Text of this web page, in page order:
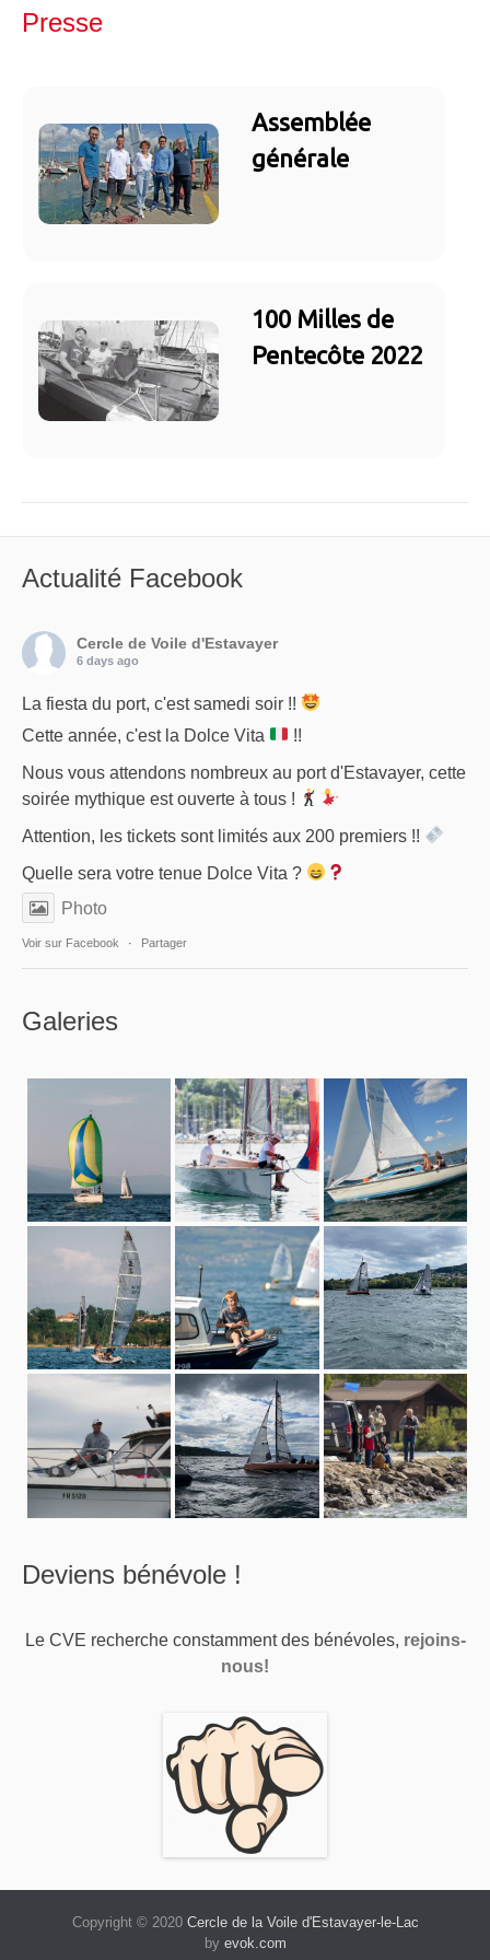
Presse
Assemblée
générale
100 Milles de
Pentecôte 2022
Actualité Facebook
Cercle de Voile d'Estavayer
6 days ago
La fiesta du port, c'est samedi soir !!
Cette année, c'est la Dolce Vita
!!
Nous vous attendons nombreux au port d'Estavayer, cette
soirée mythique est ouverte à tous !
Attention, les tickets sont limités aux 200 premiers !!
Quelle sera votre tenue Dolce Vita ?
Photo
Voir sur Facebook · Partager
Galeries
Deviens bénévole !
Le CVE recherche constamment des bénévoles, rejoins-
nous!
Copyright © 2020 Cercle de la Voile d'Estavayer-le-Lac
by evok.com